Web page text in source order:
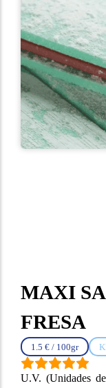
MAXI
FRESA
1.5 € / 100gr
U.V. (Unidades